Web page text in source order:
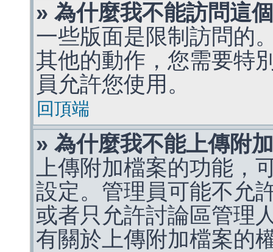
» 為什麼我不能訪問這
一些版面是限制訪問的
其他的動作，您需要特
員允許您使用。
回頂端
» 為什麼我不能上傳附
上傳附加檔案的功能，
設定。管理員可能不允
或者只允許討論區管理
有關於上傳附加檔案的